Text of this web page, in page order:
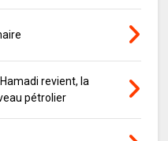
revient, la
pétrolier